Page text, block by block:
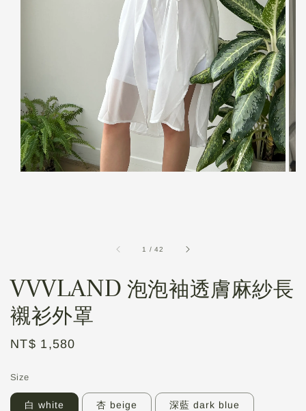
1 /42
VVVLAND 泡泡袖透膚麻紗長
襯衫外罩
Regular
NT$ 1,580
Size
白 white 杏 beige 深藍 dark blue